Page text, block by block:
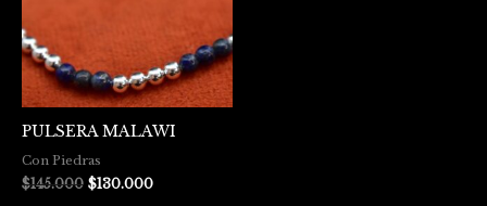
PULSERA MALAWI
Con Piedras
$145.000 $130.000